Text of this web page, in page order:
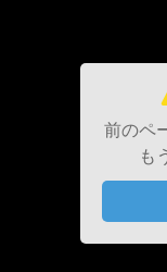
前のペ
も